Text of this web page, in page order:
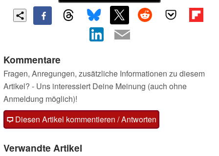
Kommentare
Fragen, Anregungen, zusätzliche Informationen zu diesem
Artikel? - Uns interessiert Deine Meinung (auch ohne
Anmeldung möglich)!
Diesen Artikel kommentieren / Antworten
Verwandte Artikel